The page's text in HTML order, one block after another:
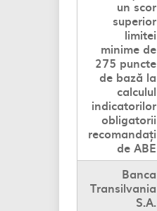
un scor
superior
limitei
minime de
275 puncte
de bază la
calculul
indicatorilor
obligatorii
recomandați
de ABE
Banca
Transilvania
S.A.